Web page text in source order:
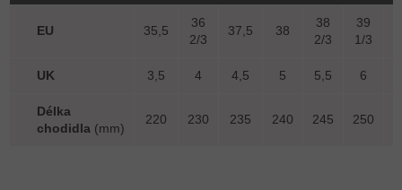
EU 35,5
36
2/3
37,5 38
38
2/3
39
1/3
UK 3,5 4 4,5 5 5,5 6
Délka
chodidla (mm)
220 230 235 240 245 250